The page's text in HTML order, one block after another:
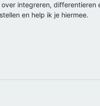
integreren,
en help ik je hiermee.